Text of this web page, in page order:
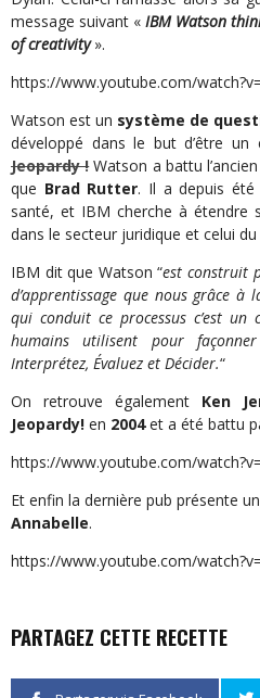
message suivant «IBM Watson
of creativity ».
https://www.youtube.com/
Watson est un système de
développé dans le but d’être
Jeopardy !Watson a battu
que Brad Rutter. Il a depuis été
santé, et IBM cherche à étendre
dans le secteur juridique et celui
IBM dit que Watson “est construit
d’apprentissage que nous grâce à
qui conduit ce processus c’est
humains utilisent pour
Interprétez, Évaluez et Décider.“
On retrouve également Ken
Jeopardy! en 2004et a été battu
https://www.youtube.com/
Et enfin la dernière pub présente
Annabelle.
https://www.youtube.com/
PARTAGEZ CETTE RECETTE